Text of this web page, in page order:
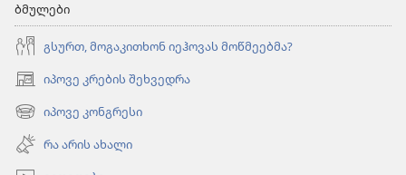
ბმულები
გსურთ, მოგაკითხონ იეჰოვას მოწმეებმა?
იპოვე კრების შეხვედრა
(გაიხსნება
ახალი
ფანჯარა)
იპოვე კონგრესი
(გაიხსნება
ახალი
ფანჯარა)
რა არის ახალი